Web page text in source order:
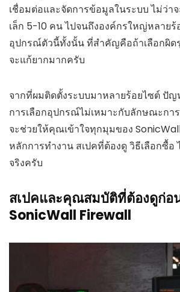
เชื่อมต่อและจัดการข้อมูลในระบบ ไม่ว่า
เล็ก 5-10 คน ไปจนถึงองค์กรใหญ่หลาย
อุปกรณ์ตัวนี้ทั้งนั้น ที่สำคัญคือถ้าเลือกผิ
จะแก้ยากมากครับ
จากที่ผมติดตั้งระบบมาหลายร้อยไซต์ ปั
การเลือกอุปกรณ์ไม่เหมาะกับลักษณะกา
จะช่วยให้คุณเข้าใจทุกมุมของ
หลักการทำงาน สเปคที่ต้องดู วิธีเลือกซื้อ
จริงครับ
สเปคและคุณสมบัติที่ต้องดูก่อ
SonicWall Firewall